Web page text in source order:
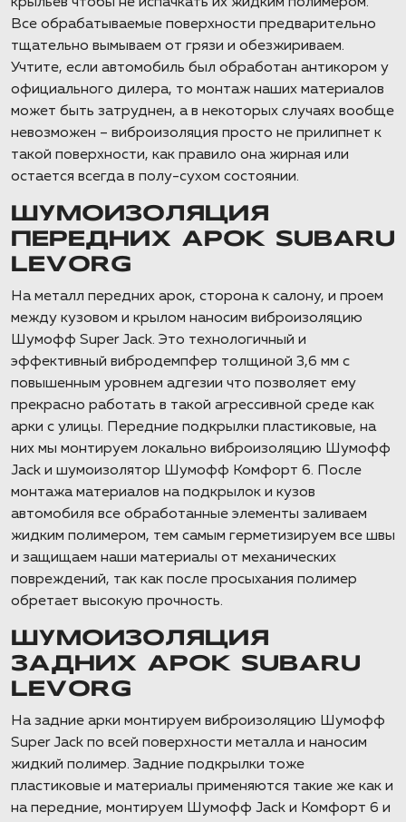
крыльев чтобы не испачкать их жидким полимером.
Все обрабатываемые поверхности предварительно
тщательно вымываем от грязи и обезжириваем.
Учтите, если автомобиль был обработан антикором у
официального дилера, то монтаж наших материалов
может быть затруднен, а в некоторых случаях вообще
невозможен – виброизоляция просто не прилипнет к
такой поверхности, как правило она жирная или
остается всегда в полу-сухом состоянии.
ШУМОИЗОЛЯЦИЯ
ПЕРЕДНИХ АРОК SUBARU
LEVORG
На металл передних арок, сторона к салону, и проем
между кузовом и крылом наносим виброизоляцию
Шумофф Super Jack. Это технологичный и
эффективный вибродемпфер толщиной 3,6 мм с
повышенным уровнем адгезии что позволяет ему
прекрасно работать в такой агрессивной среде как
арки с улицы. Передние подкрылки пластиковые, на
них мы монтируем локально виброизоляцию Шумофф
Jack и шумоизолятор Шумофф Комфорт 6. После
монтажа материалов на подкрылок и кузов
автомобиля все обработанные элементы заливаем
жидким полимером, тем самым герметизируем все швы
и защищаем наши материалы от механических
повреждений, так как после просыхания полимер
обретает высокую прочность.
ШУМОИЗОЛЯЦИЯ
ЗАДНИХ АРОК SUBARU
LEVORG
На задние арки монтируем виброизоляцию Шумофф
Super Jack по всей поверхности металла и наносим
жидкий полимер. Задние подкрылки тоже
пластиковые и материалы применяются такие же как и
на передние, монтируем Шумофф Jack и Комфорт 6 и